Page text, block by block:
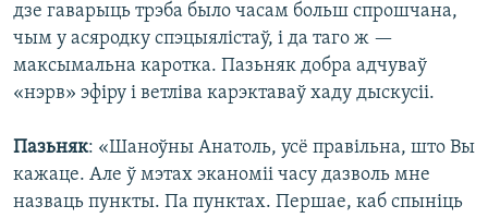
дзе гаварыць трэба было часам больш спрошчана,
чым у асяродку спэцыялістаў, і да таго ж —
максымальна каротка. Пазьняк добра адчуваў
«нэрв» эфіру і ветліва карэктаваў хаду дыскусіі.
Пазьняк: «Шаноўны Анатоль, усё правільна, што Вы
кажаце. Але ў мэтах эканоміі часу дазволь мне
назваць пункты. Па пунктах. Першае, каб спыніць